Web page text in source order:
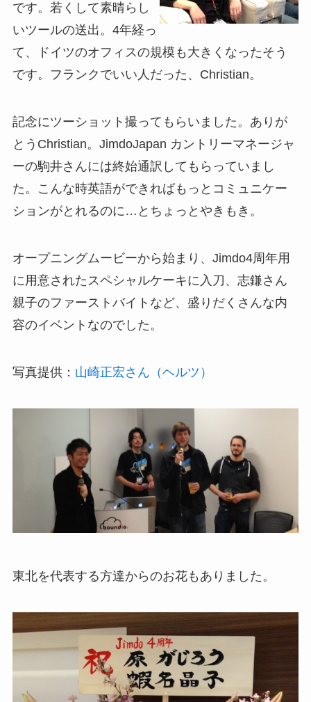
です。若くして素晴らし
いツールの送出。4年経っ
て、ドイツのオフィスの規模も大きくなったそう
です。フランクでいい人だった、Christian。
記念にツーショット撮ってもらいました。ありが
とうChristian。JimdoJapan カントリーマネージャ
ーの駒井さんには終始通訳してもらっていまし
た。こんな時英語ができればもっとコミュニケー
ションがとれるのに…とちょっとやきもき。
オープニングムービーから始まり、Jimdo4周年用
に用意されたスペシャルケーキに入刀、志鎌さん
親子のファーストバイトなど、盛りだくさんな内
容のイベントなのでした。
写真提供： 山崎正宏さん（ヘルツ）
東北を代表する方達からのお花もありました。